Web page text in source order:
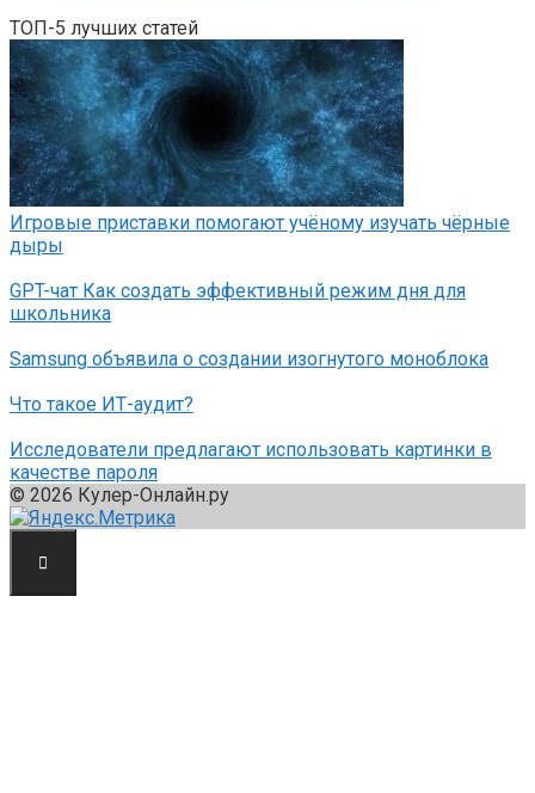
ТОП-5 лучших статей
Игровые приставки помогают учёному изучать чёрные
дыры
GPT-чат Как создать эффективный режим дня для
школьника
Samsung объявила о создании изогнутого моноблока
Что такое ИТ-аудит?
Исследователи предлагают использовать картинки в
качестве пароля
© 2026 Кулер-Онлайн.ру